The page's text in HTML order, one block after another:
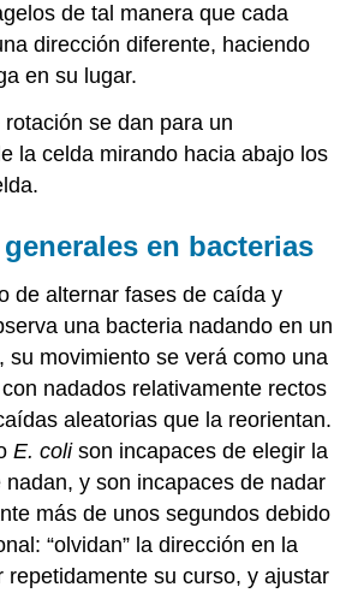
de tal manera que cada
dirección diferente, haciendo
en su lugar.
se dan para un
la celda mirando hacia abajo los
en bacterias
de alternar fases de caída y
una bacteria nadando en un
su movimiento se verá como una
nadados relativamente rectos
aleatorias que la reorientan.
E. colison incapaces de elegir la
y son incapaces de nadar
más de unos segundos debido
“olvidan” la dirección en la
repetidamente su curso, y ajustar